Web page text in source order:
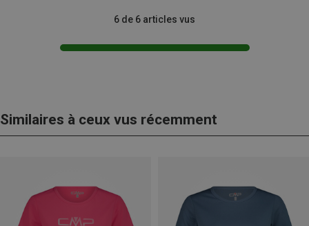
6 de 6 articles vus
Similaires à ceux vus récemment